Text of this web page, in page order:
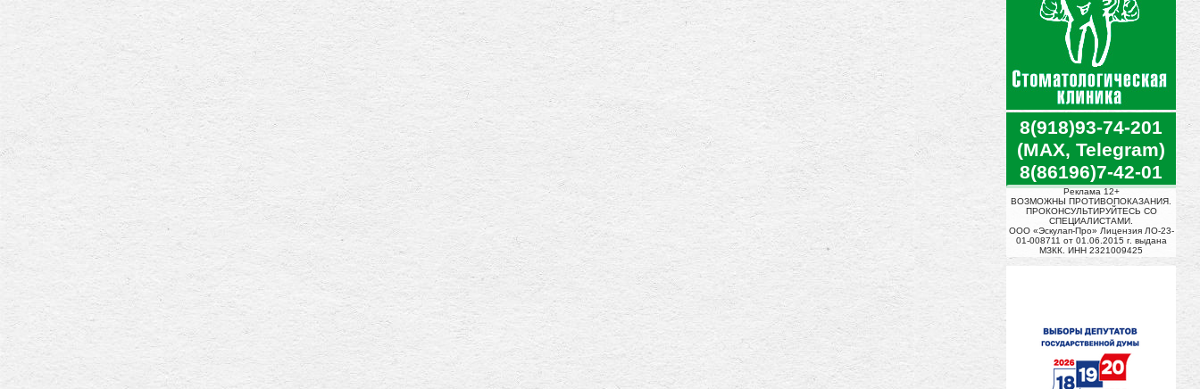
8(918)93-74-201
(MAX, Telegram)
8(86196)7-42-01
Реклама 12+
ВОЗМОЖНЫ ПРОТИВОПОКАЗАНИЯ.
ПРОКОНСУЛЬТИРУЙТЕСЬ СО
СПЕЦИАЛИСТАМИ.
ООО «Эскулап-Про» Лицензия ЛО-23-
01-008711 от 01.06.2015 г. выдана
МЗКК. ИНН 2321009425